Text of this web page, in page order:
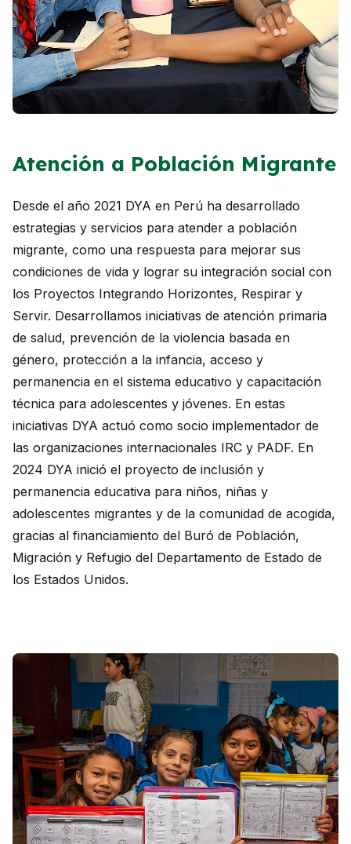
Atención a Población Migrante
Desde el año 2021 DYA en Perú ha desarrollado
estrategias y servicios para atender a población
migrante, como una respuesta para mejorar sus
condiciones de vida y lograr su integración social con
los Proyectos Integrando Horizontes, Respirar y
Servir. Desarrollamos iniciativas de atención primaria
de salud, prevención de la violencia basada en
género, protección a la infancia, acceso y
permanencia en el sistema educativo y capacitación
técnica para adolescentes y jóvenes. En estas
iniciativas DYA actuó como socio implementador de
las organizaciones internacionales IRC y PADF. En
2024 DYA inició el proyecto de inclusión y
permanencia educativa para niños, niñas y
adolescentes migrantes y de la comunidad de acogida,
gracias al financiamiento del Buró de Población,
Migración y Refugio del Departamento de Estado de
los Estados Unidos.